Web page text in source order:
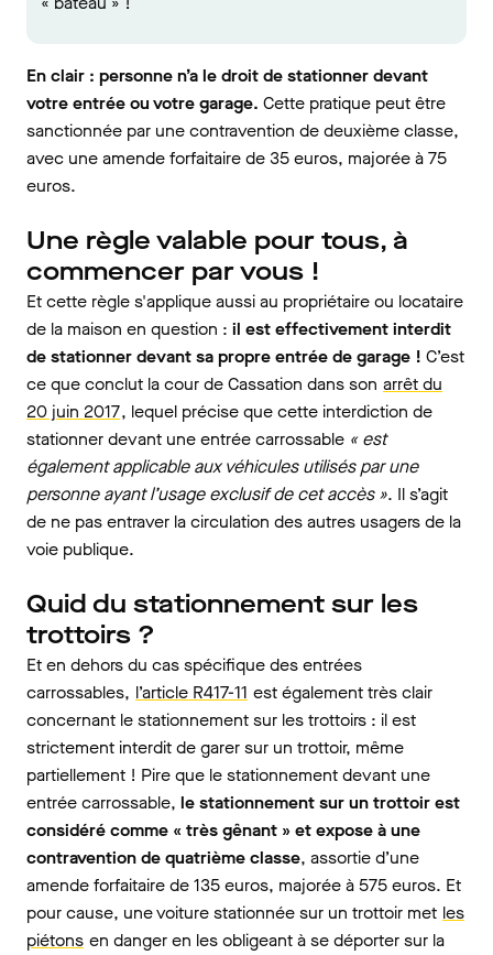
En clair : personne n’a le droit de stationner devant
votre entrée ou votre garage. Cette pratique peut être
sanctionnée par une contravention de deuxième classe,
avec une amende forfaitaire de 35 euros, majorée à 75
euros.
Une règle valable pour tous, à
commencer par vous !
Et cette règle s'applique aussi au propriétaire ou locataire
de la maison en question : il est effectivement interdit
de stationner devant sa propre entrée de garage ! C’est
ce que conclut la cour de Cassation dans son arrêt du
20 juin 2017, lequel précise que cette interdiction de
stationner devant une entrée carrossable « est
également applicable aux véhicules utilisés par une
personne ayant l’usage exclusif de cet accès ». Il s’agit
de ne pas entraver la circulation des autres usagers de la
voie publique.
Quid du stationnement sur les
trottoirs ?
Et en dehors du cas spécifique des entrées
carrossables, l’article R417-11 est également très clair
concernant le stationnement sur les trottoirs : il est
strictement interdit de garer sur un trottoir, même
partiellement ! Pire que le stationnement devant une
entrée carrossable, le stationnement sur un trottoir est
considéré comme « très gênant » et expose à une
contravention de quatrième classe, assortie d’une
amende forfaitaire de 135 euros, majorée à 575 euros. Et
pour cause, une voiture stationnée sur un trottoir met les
piétons en danger en les obligeant à se déporter sur la